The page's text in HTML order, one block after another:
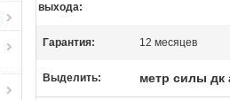
выхода:
Гарантия: 12 месяцев
Выделить: метр силы дк